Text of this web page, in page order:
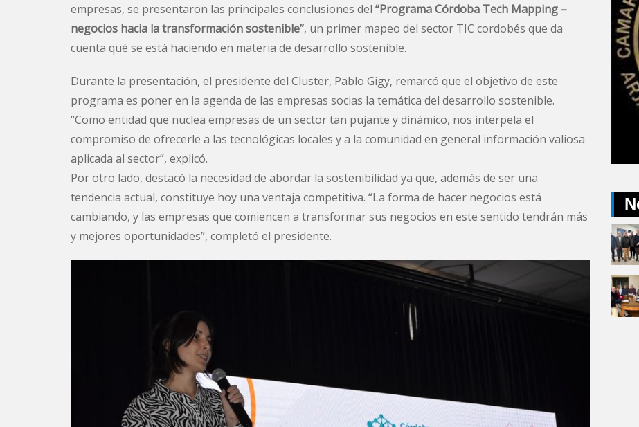
empresas, se presentaron las principales conclusiones del “Programa Córdoba Tech Mapping –
negocios hacia la transformación sostenible”, un primer mapeo del sector TIC cordobés que da
cuenta qué se está haciendo en materia de desarrollo sostenible.
Durante la presentación, el presidente del Cluster, Pablo Gigy, remarcó que el objetivo de este
programa es poner en la agenda de las empresas socias la temática del desarrollo sostenible.
“Como entidad que nuclea empresas de un sector tan pujante y dinámico, nos interpela el
compromiso de ofrecerle a las tecnológicas locales y a la comunidad en general información valiosa
aplicada al sector”, explicó.
Por otro lado, destacó la necesidad de abordar la sostenibilidad ya que, además de ser una
tendencia actual, constituye hoy una ventaja competitiva. “La forma de hacer negocios está
cambiando, y las empresas que comiencen a transformar sus negocios en este sentido tendrán más
y mejores oportunidades”, completó el presidente.